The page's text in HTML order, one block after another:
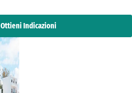
Ottieni Indicazioni